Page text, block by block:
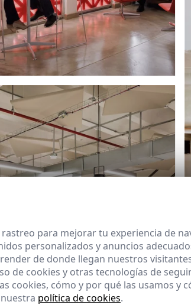
para mejorar tu experiencia de
personalizados y anuncios
de donde llegan nuestros
de cookies y otras tecnologías de
cookies, cómo y por qué las usamos y
política de cookies.